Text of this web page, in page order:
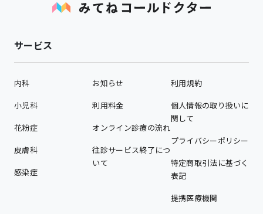
サービス
内科
小児科
花粉症
皮膚科
感染症
お知らせ
利用料金
オンライン診療の流れ
往診サービス終了につ
いて
利用規約
個人情報の取り扱いに
関して
プライバシーポリシー
特定商取引法に基づく
表記
提携医療機関